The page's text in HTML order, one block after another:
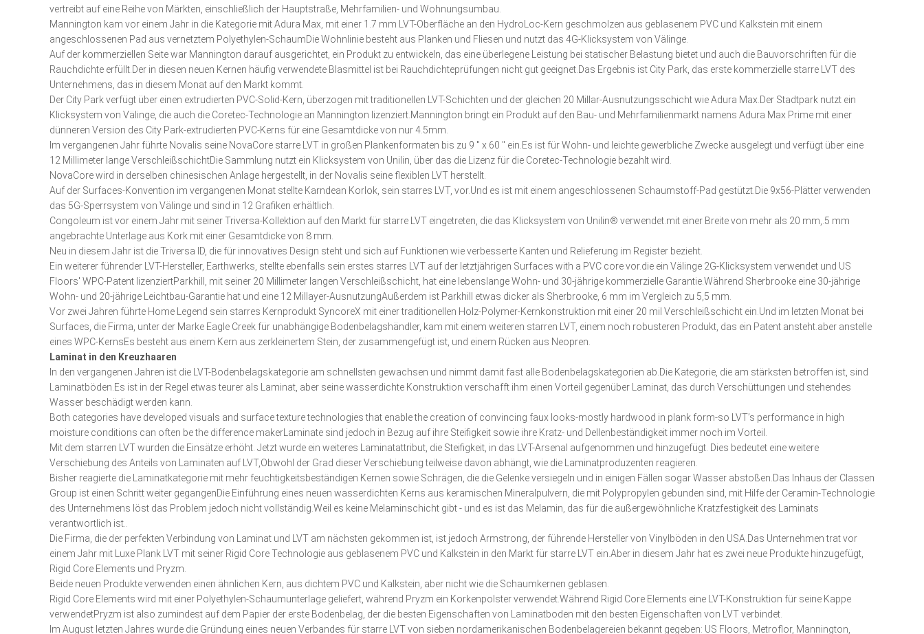
vertreibt auf eine Reihe von Märkten, einschließlich der Hauptstraße, Mehrfamilien- und Wohnungsumbau.
Mannington kam vor einem Jahr in die Kategorie mit Adura Max, mit einer 1.7 mm LVT-Oberfläche an den HydroLoc-Kern geschmolzen aus geblasenem PVC und Kalkstein mit einem
angeschlossenen Pad aus vernetztem Polyethylen-SchaumDie Wohnlinie besteht aus Planken und Fliesen und nutzt das 4G-Klicksystem von Välinge.
Auf der kommerziellen Seite war Mannington darauf ausgerichtet, ein Produkt zu entwickeln, das eine überlegene Leistung bei statischer Belastung bietet und auch die Bauvorschriften für die
Rauchdichte erfüllt.Der in diesen neuen Kernen häufig verwendete Blasmittel ist bei Rauchdichteprüfungen nicht gut geeignet.Das Ergebnis ist City Park, das erste kommerzielle starre LVT des
Unternehmens, das in diesem Monat auf den Markt kommt.
Der City Park verfügt über einen extrudierten PVC-Solid-Kern, überzogen mit traditionellen LVT-Schichten und der gleichen 20 Millar-Ausnutzungsschicht wie Adura Max.Der Stadtpark nutzt ein
Klicksystem von Välinge, die auch die Coretec-Technologie an Mannington lizenziert.Mannington bringt ein Produkt auf den Bau- und Mehrfamilienmarkt namens Adura Max Prime mit einer
dünneren Version des City Park-extrudierten PVC-Kerns für eine Gesamtdicke von nur 4.5mm.
Im vergangenen Jahr führte Novalis seine NovaCore starre LVT in großen Plankenformaten bis zu 9 ′′ x 60 ′′ ein.Es ist für Wohn- und leichte gewerbliche Zwecke ausgelegt und verfügt über eine
12 Millimeter lange VerschleißschichtDie Sammlung nutzt ein Klicksystem von Unilin, über das die Lizenz für die Coretec-Technologie bezahlt wird.
NovaCore wird in derselben chinesischen Anlage hergestellt, in der Novalis seine flexiblen LVT herstellt.
Auf der Surfaces-Konvention im vergangenen Monat stellte Karndean Korlok, sein starres LVT, vor.Und es ist mit einem angeschlossenen Schaumstoff-Pad gestützt.Die 9x56-Plätter verwenden
das 5G-Sperrsystem von Välinge und sind in 12 Grafiken erhältlich.
Congoleum ist vor einem Jahr mit seiner Triversa-Kollektion auf den Markt für starre LVT eingetreten, die das Klicksystem von Unilin® verwendet.mit einer Breite von mehr als 20 mm,.5 mm
angebrachte Unterlage aus Kork mit einer Gesamtdicke von 8 mm.
Neu in diesem Jahr ist die Triversa ID, die für innovatives Design steht und sich auf Funktionen wie verbesserte Kanten und Relieferung im Register bezieht.
Ein weiterer führender LVT-Hersteller, Earthwerks, stellte ebenfalls sein erstes starres LVT auf der letztjährigen Surfaces with a PVC core vor.die ein Välinge 2G-Klicksystem verwendet und US
Floors' WPC-Patent lizenziertParkhill, mit seiner 20 Millimeter langen Verschleißschicht, hat eine lebenslange Wohn- und 30-jährige kommerzielle Garantie.Während Sherbrooke eine 30-jährige
Wohn- und 20-jährige Leichtbau-Garantie hat und eine 12 Millayer-AusnutzungAußerdem ist Parkhill etwas dicker als Sherbrooke, 6 mm im Vergleich zu 5,5 mm.
Vor zwei Jahren führte Home Legend sein starres Kernprodukt SyncoreX mit einer traditionellen Holz-Polymer-Kernkonstruktion mit einer 20 mil Verschleißschicht ein.Und im letzten Monat bei
Surfaces, die Firma, unter der Marke Eagle Creek für unabhängige Bodenbelagshändler, kam mit einem weiteren starren LVT, einem noch robusteren Produkt, das ein Patent ansteht.aber anstelle
eines WPC-KernsEs besteht aus einem Kern aus zerkleinertem Stein, der zusammengefügt ist, und einem Rücken aus Neopren.
Laminat in den Kreuzhaaren
In den vergangenen Jahren ist die LVT-Bodenbelagskategorie am schnellsten gewachsen und nimmt damit fast alle Bodenbelagskategorien ab.Die Kategorie, die am stärksten betroffen ist, sind
Laminatböden.Es ist in der Regel etwas teurer als Laminat, aber seine wasserdichte Konstruktion verschafft ihm einen Vorteil gegenüber Laminat, das durch Verschüttungen und stehendes
Wasser beschädigt werden kann.
Both categories have developed visuals and surface texture technologies that enable the creation of convincing faux looks-mostly hardwood in plank form-so LVT’s performance in high
moisture conditions can often be the difference makerLaminate sind jedoch in Bezug auf ihre Steifigkeit sowie ihre Kratz- und Dellenbeständigkeit immer noch im Vorteil.
Mit dem starren LVT wurden die Einsätze erhöht. Jetzt wurde ein weiteres Laminatattribut, die Steifigkeit, in das LVT-Arsenal aufgenommen und hinzugefügt. Dies bedeutet eine weitere
Verschiebung des Anteils von Laminaten auf LVT,Obwohl der Grad dieser Verschiebung teilweise davon abhängt, wie die Laminatproduzenten reagieren.
Bisher reagierte die Laminatkategorie mit mehr feuchtigkeitsbeständigen Kernen sowie Schrägen, die die Gelenke versiegeln und in einigen Fällen sogar Wasser abstoßen.Das Inhaus der Classen
Group ist einen Schritt weiter gegangenDie Einführung eines neuen wasserdichten Kerns aus keramischen Mineralpulvern, die mit Polypropylen gebunden sind, mit Hilfe der Ceramin-Technologie
des Unternehmens löst das Problem jedoch nicht vollständig.Weil es keine Melaminschicht gibt - und es ist das Melamin, das für die außergewöhnliche Kratzfestigkeit des Laminats
verantwortlich ist..
Die Firma, die der perfekten Verbindung von Laminat und LVT am nächsten gekommen ist, ist jedoch Armstrong, der führende Hersteller von Vinylböden in den USA.Das Unternehmen trat vor
einem Jahr mit Luxe Plank LVT mit seiner Rigid Core Technologie aus geblasenem PVC und Kalkstein in den Markt für starre LVT ein.Aber in diesem Jahr hat es zwei neue Produkte hinzugefügt,
Rigid Core Elements und Pryzm.
Beide neuen Produkte verwenden einen ähnlichen Kern, aus dichtem PVC und Kalkstein, aber nicht wie die Schaumkernen geblasen.
Rigid Core Elements wird mit einer Polyethylen-Schaumunterlage geliefert, während Pryzm ein Korkenpolster verwendet.Während Rigid Core Elements eine LVT-Konstruktion für seine Kappe
verwendetPryzm ist also zumindest auf dem Papier der erste Bodenbelag, der die besten Eigenschaften von Laminatboden mit den besten Eigenschaften von LVT verbindet.
Im August letzten Jahres wurde die Gründung eines neuen Verbandes für starre LVT von sieben nordamerikanischen Bodenbelagereien bekannt gegeben: US Floors, Metroflor, Mannington,